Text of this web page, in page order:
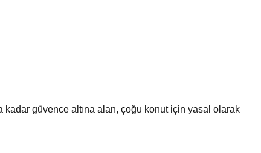
kadar güvence altına alan, çoğu konut için yasal olarak